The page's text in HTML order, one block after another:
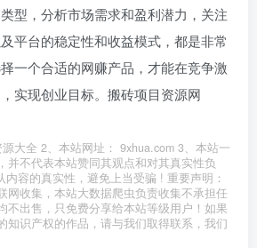
型，分析市场需求和盈利潜力，关注
平台的稳定性和收益模式，都是非常
一个合适的网赚产品，才能在竞争激
实现创业目标。搬砖项目资源网
大全 2、本站网址： 9xhua.com 3、本站一
并不代表本站赞同其观点和对其真实性负
容的真实性，避免上当受骗 ! 重要声明：
网收集，本站大数据爬虫负责收集不承担任
不出售，只免费分享给本站等级用户！如果
知识产权的作品，请与我们取得联系，我们